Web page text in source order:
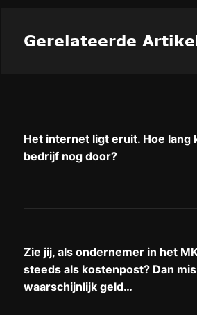
Gerelateerde
Het internet ligt eruit. Hoe lang
bedrijf nog door?
Zie jij, als ondernemer in het
steeds als kostenpost? Dan
waarschijnlijk geld…